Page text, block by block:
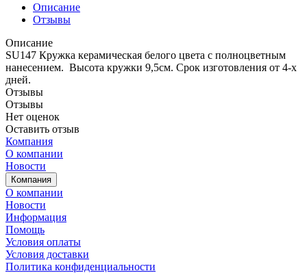
Описание
Отзывы
Описание
SU147 Кружка керамическая белого цвета с полноцветным
нанесением. Высота кружки 9,5см. Срок изготовления от 4-х
дней.
Отзывы
Отзывы
Нет оценок
Оставить отзыв
Компания
О компании
Новости
Компания
О компании
Новости
Информация
Помощь
Условия оплаты
Условия доставки
Политика конфиденциальности